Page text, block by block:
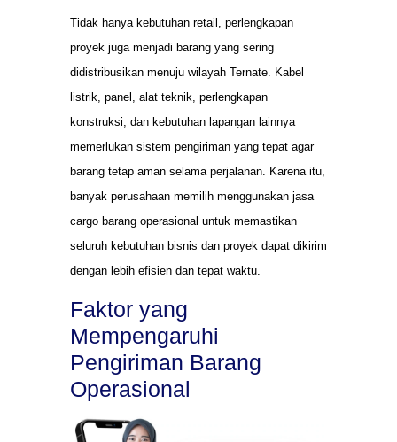
Tidak hanya kebutuhan retail, perlengkapan
proyek juga menjadi barang yang sering
didistribusikan menuju wilayah Ternate. Kabel
listrik, panel, alat teknik, perlengkapan
konstruksi, dan kebutuhan lapangan lainnya
memerlukan sistem pengiriman yang tepat agar
barang tetap aman selama perjalanan. Karena itu,
banyak perusahaan memilih menggunakan jasa
cargo barang operasional untuk memastikan
seluruh kebutuhan bisnis dan proyek dapat dikirim
dengan lebih efisien dan tepat waktu.
Faktor yang
Mempengaruhi
Pengiriman Barang
Operasional